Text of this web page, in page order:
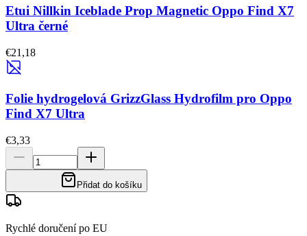
Etui Nillkin Iceblade Prop Magnetic Oppo Find X7
Ultra černé
€21,18
Folie hydrogelová GrizzGlass Hydrofilm pro Oppo
Find X7 Ultra
€3,33
Přidat do košíku
Rychlé doručení po EU